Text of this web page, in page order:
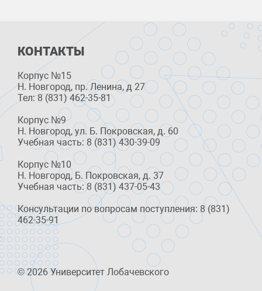
КОНТАКТЫ
Корпус №15
Н. Новгород, пр. Ленина, д 27
Тел: 8 (831) 462-35-81
Корпус №9
Н. Новгород, ул. Б. Покровская, д. 60
Учебная часть: 8 (831) 430-39-09
Корпус №10
Н. Новгород, Б. Покровская, д. 37
Учебная часть: 8 (831) 437-05-43
Консультации по вопросам поступления: 8 (831)
462-35-91
© 2026 Университет Лобачевского